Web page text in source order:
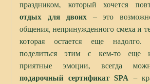
праздником, который хочется
отдых для двоих – это
общения, непринужденного смеха и
которая остается еще надолго.
поделиться этим с кем-то еще
приятные эмоции, всегда
подарочный сертификат SPA –